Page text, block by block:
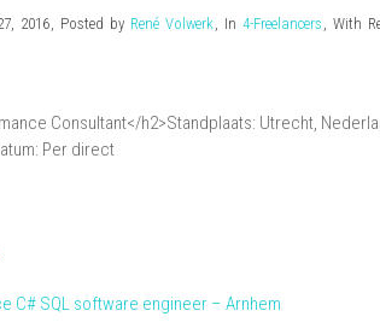
2016, Posted by René Volwerk, In 4-Freelancers , With
Consultant</h2>Standplaats: Utrecht,
Per direct
C# SQL software engineer – Arnhem